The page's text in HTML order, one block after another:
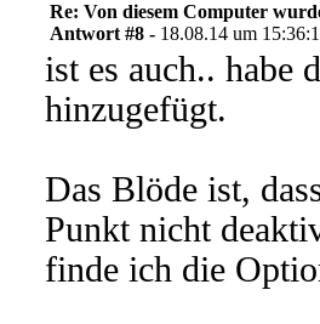
Re: Von diesem Computer
Antwort #8 - 18.08.14 um
ist es auch.. habe
hinzugefügt.
Das Blöde ist,
Punkt nicht
finde ich die